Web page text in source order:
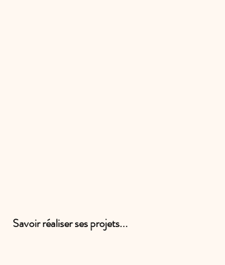
Savoir réaliser ses projets...